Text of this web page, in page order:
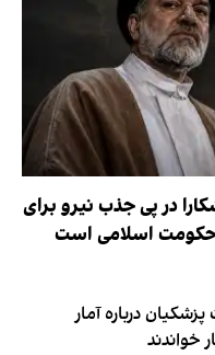
در پی جذب نیرو برای
حکومت اسلامی است
درباره آمار
خواندند